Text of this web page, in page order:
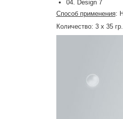
04. Design 7
Способ применения:
Количество: 3 х 35 гр.